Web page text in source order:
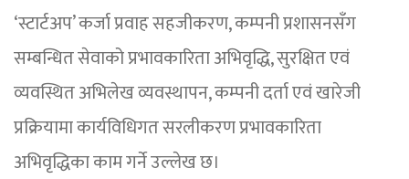
‘स्टार्टअप’ कर्जा प्रवाह सहजीकरण, कम्पनी प्रशासनसँग
सम्बन्धित सेवाको प्रभावकारिता अभिवृद्धि, सुरक्षित एवं
व्यवस्थित अभिलेख व्यवस्थापन, कम्पनी दर्ता एवं खारेजी
प्रक्रियामा कार्यविधिगत सरलीकरण प्रभावकारिता
अभिवृद्धिका काम गर्ने उल्लेख छ।